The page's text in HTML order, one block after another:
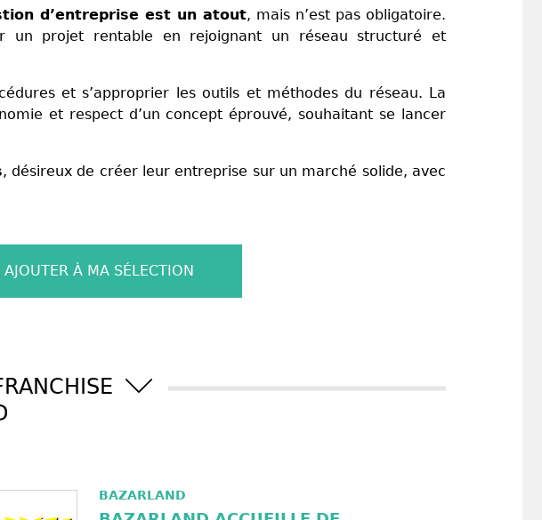
d’entreprise est un atout, mais n’est pas obligatoire.
un projet rentable en rejoignant un réseau structuré et
et s’approprier les outils et méthodes du réseau. La
et respect d’un concept éprouvé, souhaitant se lancer
, désireux de créer leur entreprise sur un marché solide, avec
AJOUTER À MA SÉLECTION
BAZARLAND